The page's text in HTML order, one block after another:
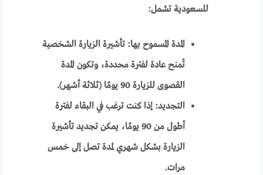
للسعودية تشمل:
المدة المسموح بها: تأشيرة الزيارة الشخصية
تُمنح عادة لفترة محددة، وتكون المدة
القصوى للزيارة 90 يومًا (ثلاثة أشهر).
التجديد: إذا كنت ترغب في البقاء لفترة
أطول من 90 يومًا، يمكن تجديد تأشيرة
الزيارة بشكل شهري لمدة تصل إلى خمس
مرات.